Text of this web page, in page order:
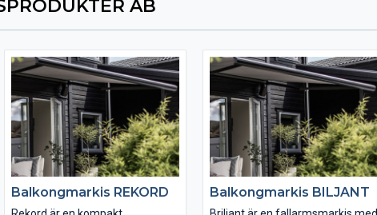
AB
Balkongmarkis REKORD Balkongmarkis BILJANT